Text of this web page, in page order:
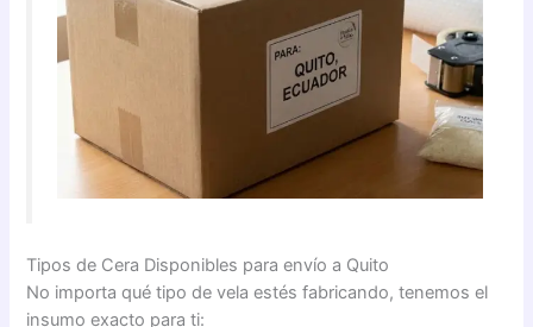
Tipos de Cera Disponibles para envío a Quito
No importa qué tipo de vela estés fabricando, tenemos el
insumo exacto para ti: